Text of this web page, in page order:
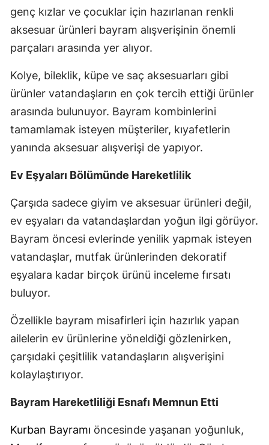
genç kızlar ve çocuklar için hazırlanan renkli
aksesuar ürünleri bayram alışverişinin önemli
parçaları arasında yer alıyor.
Kolye, bileklik, küpe ve saç aksesuarları gibi
ürünler vatandaşların en çok tercih ettiği ürünler
arasında bulunuyor. Bayram kombinlerini
tamamlamak isteyen müşteriler, kıyafetlerin
yanında aksesuar alışverişi de yapıyor.
Ev Eşyaları Bölümünde Hareketlilik
Çarşıda sadece giyim ve aksesuar ürünleri değil,
ev eşyaları da vatandaşlardan yoğun ilgi görüyor.
Bayram öncesi evlerinde yenilik yapmak isteyen
vatandaşlar, mutfak ürünlerinden dekoratif
eşyalara kadar birçok ürünü inceleme fırsatı
buluyor.
Özellikle bayram misafirleri için hazırlık yapan
ailelerin ev ürünlerine yöneldiği gözlenirken,
çarşıdaki çeşitlilik vatandaşların alışverişini
kolaylaştırıyor.
Bayram Hareketliliği Esnafı Memnun Etti
Kurban Bayramı öncesinde yaşanan yoğunluk,